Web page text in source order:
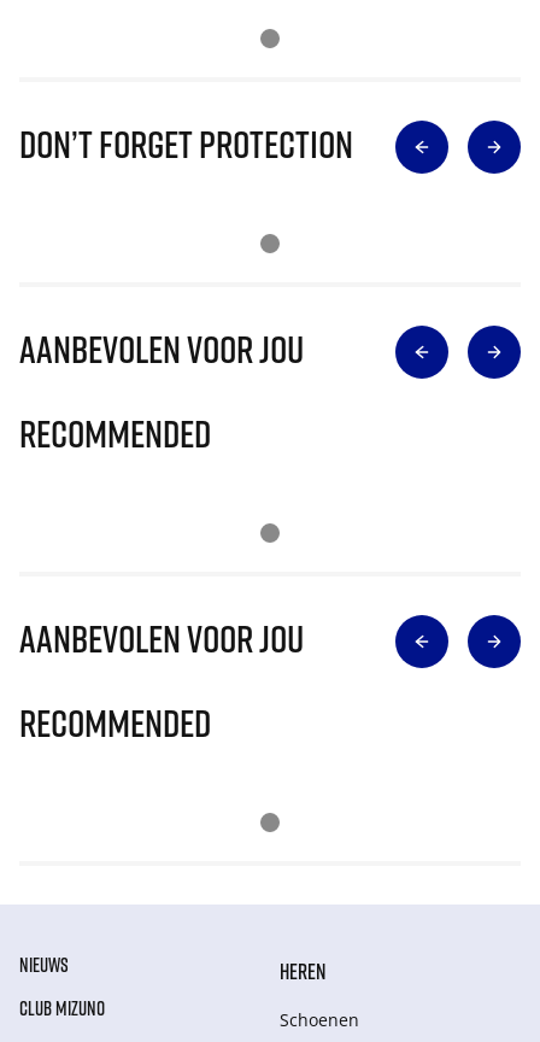
Don’t Forget Protection
Aanbevolen voor jou
Recommended
Aanbevolen voor jou
Recommended
NIEUWS
CLUB MIZUNO
HEREN
Schoenen